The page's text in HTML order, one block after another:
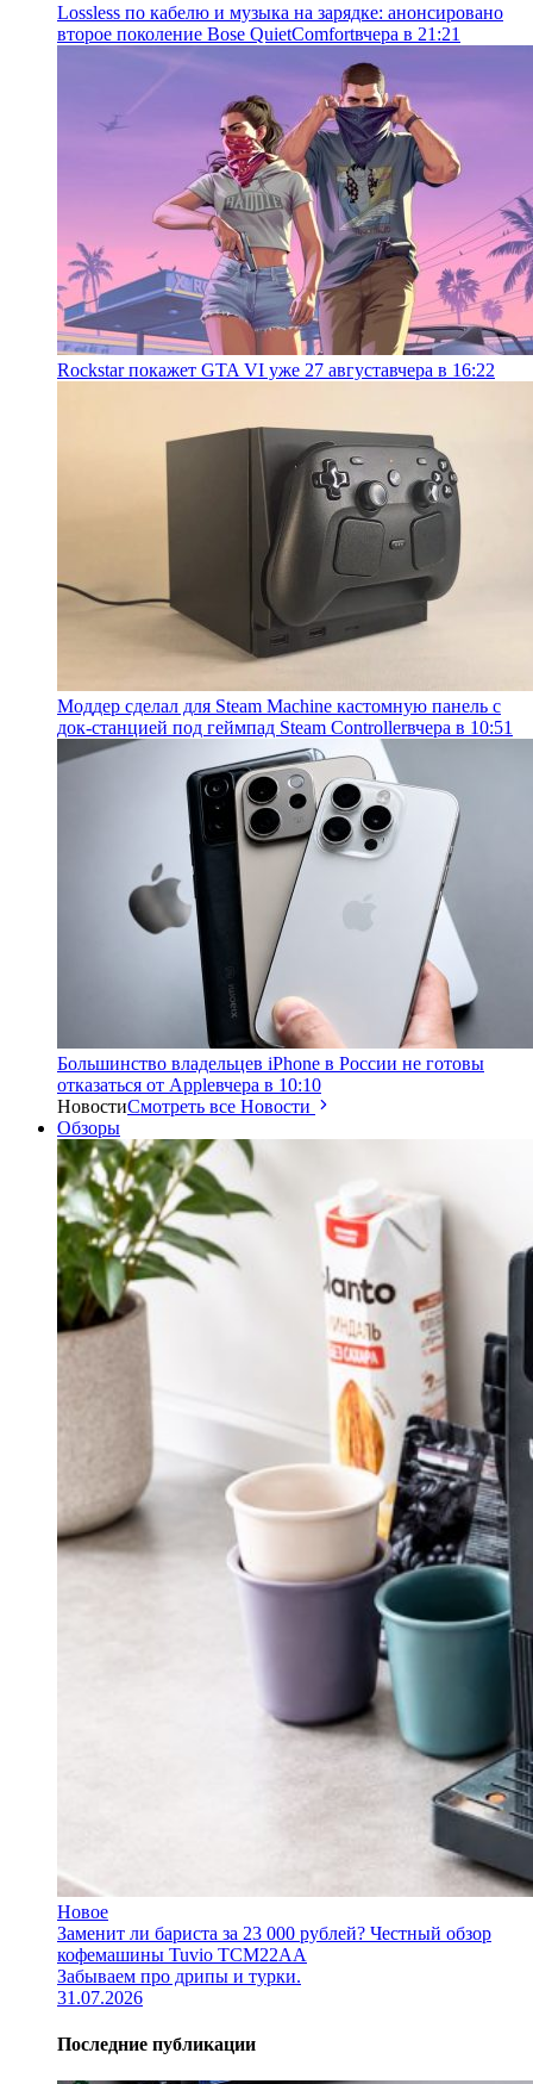
Lossless по кабелю и музыка на зарядке: анонсировано
второе поколение Bose QuietComfortвчера в 21:21
Rockstar покажет GTA VI уже 27 августавчера в 16:22
Моддер сделал для Steam Machine кастомную панель с
док-станцией под геймпад Steam Controllerвчера в 10:51
Большинство владельцев iPhone в России не готовы
отказаться от Appleвчера в 10:10
НовостиСмотреть все Новости
Обзоры
Новое
Заменит ли бариста за 23 000 рублей? Честный обзор
кофемашины Tuvio TCM22AA
Забываем про дрипы и турки.
31.07.2026
Последние публикации